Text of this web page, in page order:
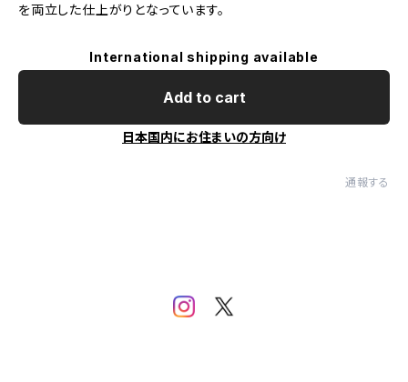
を両立した仕上がりとなっています。
International shipping available
Add to cart
日本国内にお住まいの方向け
通報する